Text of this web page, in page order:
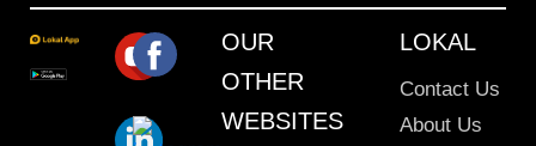
OUR
OTHER
WEBSITES
LOKAL
Contact Us
About Us